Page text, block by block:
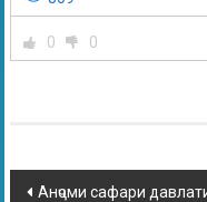
0 0
Анҷоми сафари